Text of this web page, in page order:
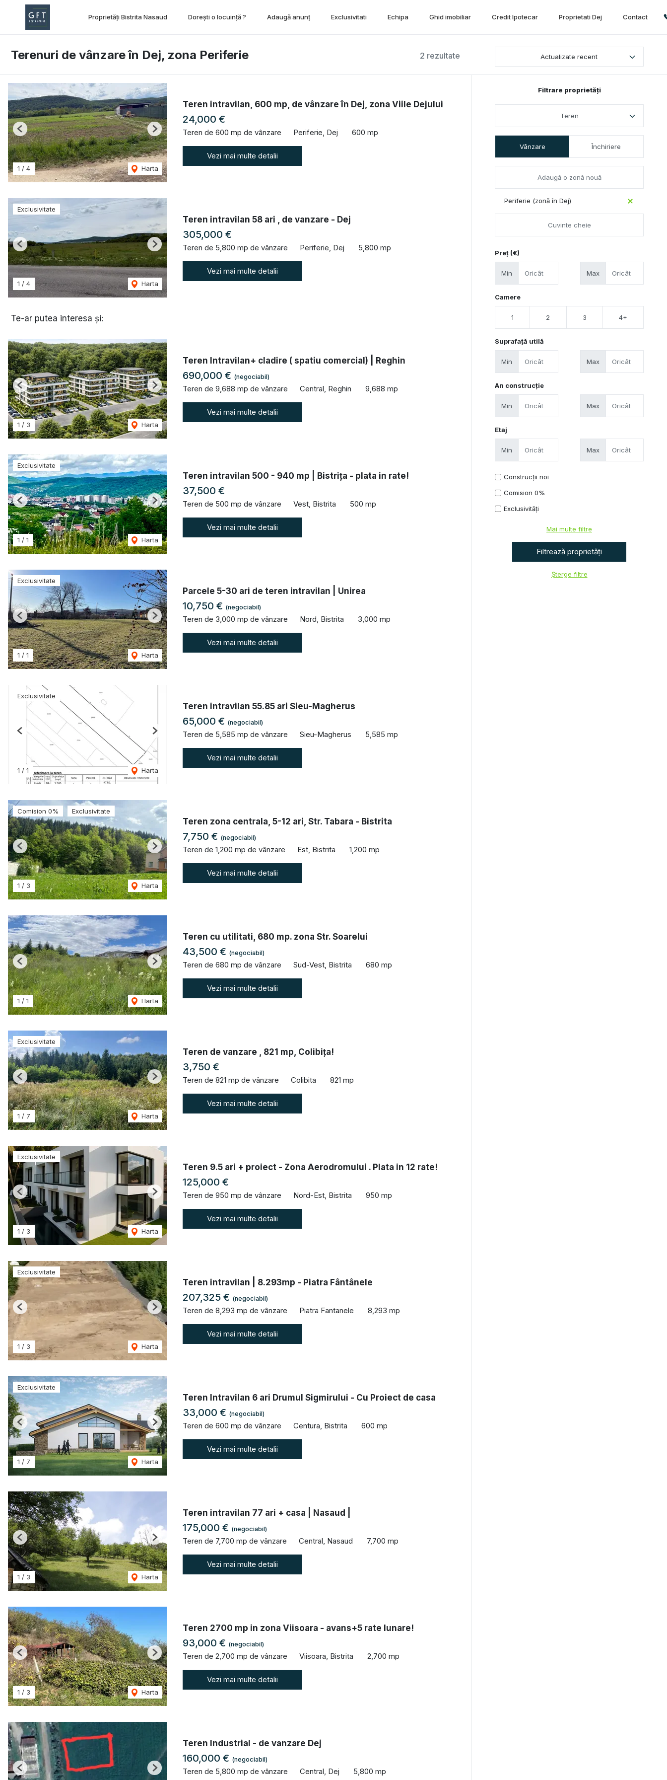
Proprietăți Bistrita Nasaud Dorești o locuință ? Adaugă anunț Exclusivitati Echipa Ghid imobiliar Credit Ipotecar Proprietati Dej Contact
2 rezultate
Terenuri de vânzare în Dej, zona Periferie Actualizate recent
1 / 4 Harta
Previous Next
Teren intravilan, 600 mp, de vânzare în Dej, zona Viile Dejului
24,000 €
Teren de 600 mp de vânzare Periferie, Dej 600 mp
Vezi mai multe detalii
Exclusivitate
1 / 4 Harta
Previous Next
Teren intravilan 58 ari , de vanzare - Dej
305,000 €
Teren de 5,800 mp de vânzare Periferie, Dej 5,800 mp
Vezi mai multe detalii
Te-ar putea interesa și:
1 / 3 Harta
Previous Next
Teren Intravilan+ cladire ( spatiu comercial) | Reghin
690,000 € (negociabil)
Teren de 9,688 mp de vânzare Central, Reghin 9,688 mp
Vezi mai multe detalii
Exclusivitate
1 / 1 Harta
Previous Next
Teren intravilan 500 - 940 mp | Bistrița - plata in rate!
37,500 €
Teren de 500 mp de vânzare Vest, Bistrita 500 mp
Vezi mai multe detalii
Exclusivitate
1 / 1 Harta
Previous Next
Parcele 5-30 ari de teren intravilan | Unirea
10,750 € (negociabil)
Teren de 3,000 mp de vânzare Nord, Bistrita 3,000 mp
Vezi mai multe detalii
Exclusivitate
1 / 1 Harta
Previous Next
Teren intravilan 55.85 ari Sieu-Magherus
65,000 € (negociabil)
Teren de 5,585 mp de vânzare Sieu-Magherus 5,585 mp
Vezi mai multe detalii
Comision 0% Exclusivitate
1 / 3 Harta
Previous Next
Teren zona centrala, 5-12 ari, Str. Tabara - Bistrita
7,750 € (negociabil)
Teren de 1,200 mp de vânzare Est, Bistrita 1,200 mp
Vezi mai multe detalii
1 / 1 Harta
Previous Next
Teren cu utilitati, 680 mp. zona Str. Soarelui
43,500 € (negociabil)
Teren de 680 mp de vânzare Sud-Vest, Bistrita 680 mp
Vezi mai multe detalii
Exclusivitate
1 / 7 Harta
Previous Next
Teren de vanzare , 821 mp, Colibița!
3,750 €
Teren de 821 mp de vânzare Colibita 821 mp
Vezi mai multe detalii
Exclusivitate
1 / 3 Harta
Previous Next
Teren 9.5 ari + proiect - Zona Aerodromului . Plata in 12 rate!
125,000 €
Teren de 950 mp de vânzare Nord-Est, Bistrita 950 mp
Vezi mai multe detalii
Exclusivitate
1 / 3 Harta
Previous Next
Teren intravilan | 8.293mp - Piatra Fântânele
207,325 € (negociabil)
Teren de 8,293 mp de vânzare Piatra Fantanele 8,293 mp
Vezi mai multe detalii
Exclusivitate
1 / 7 Harta
Previous Next
Teren Intravilan 6 ari Drumul Sigmirului - Cu Proiect de casa
33,000 € (negociabil)
Teren de 600 mp de vânzare Centura, Bistrita 600 mp
Vezi mai multe detalii
1 / 3 Harta
Previous Next
Teren intravilan 77 ari + casa | Nasaud |
175,000 € (negociabil)
Teren de 7,700 mp de vânzare Central, Nasaud 7,700 mp
Vezi mai multe detalii
1 / 3 Harta
Previous Next
Teren 2700 mp in zona Viisoara - avans+5 rate lunare!
93,000 € (negociabil)
Teren de 2,700 mp de vânzare Viisoara, Bistrita 2,700 mp
Vezi mai multe detalii
Previous Next
Teren Industrial - de vanzare Dej
160,000 € (negociabil)
Teren de 5,800 mp de vânzare Central, Dej 5,800 mp
Filtrare proprietăți
Teren
Vânzare Închiriere
Periferie (zonă în Dej)
Preț (€)
Min Max
Camere
1 2 3 4+
Suprafață utilă
Min Max
An construcție
Min Max
Etaj
Min Max
Construcții noi
Comision 0%
Exclusivități
Mai multe filtre
Șterge filtre